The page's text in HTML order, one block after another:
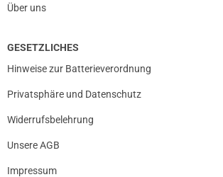
prev
Über uns
GESETZLICHES
Hinweise zur Batterieverordnung
Privatsphäre und Datenschutz
Widerrufsbelehrung
Unsere AGB
Impressum